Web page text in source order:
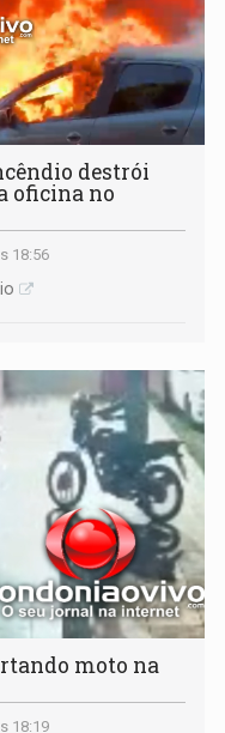
destrói
oficina no
18:56
moto na
18:19